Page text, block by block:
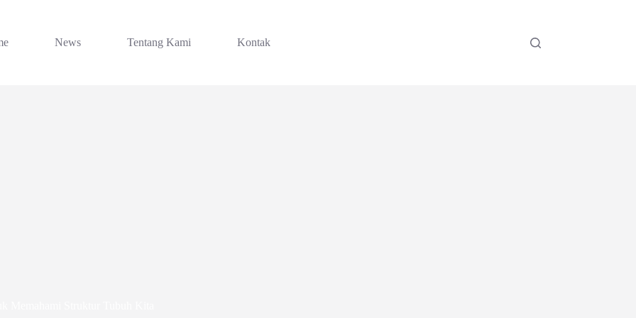
News Tentang Kami Kontak